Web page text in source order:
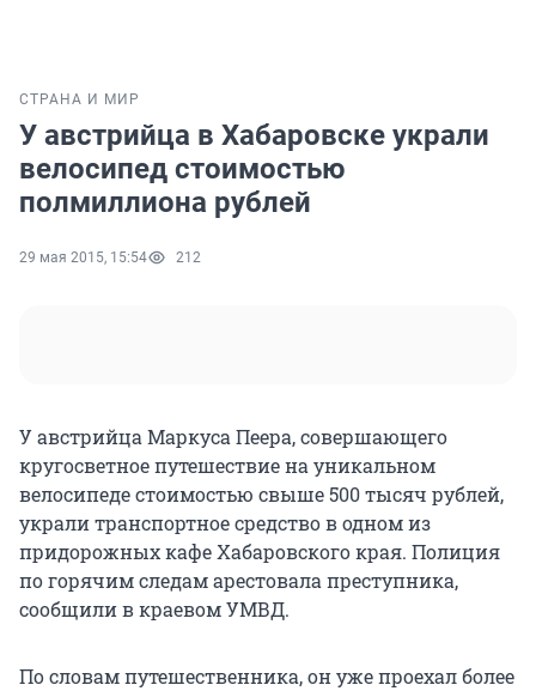
СТРАНА И МИР
У австрийца в Хабаровске украли
велосипед стоимостью
полмиллиона рублей
29 мая 2015, 15:54 212
У австрийца Маркуса Пеера, совершающего
кругосветное путешествие на уникальном
велосипеде стоимостью свыше 500 тысяч рублей,
украли транспортное средство в одном из
придорожных кафе Хабаровского края. Полиция
по горячим следам арестовала преступника,
сообщили в краевом УМВД.
По словам путешественника, он уже проехал более